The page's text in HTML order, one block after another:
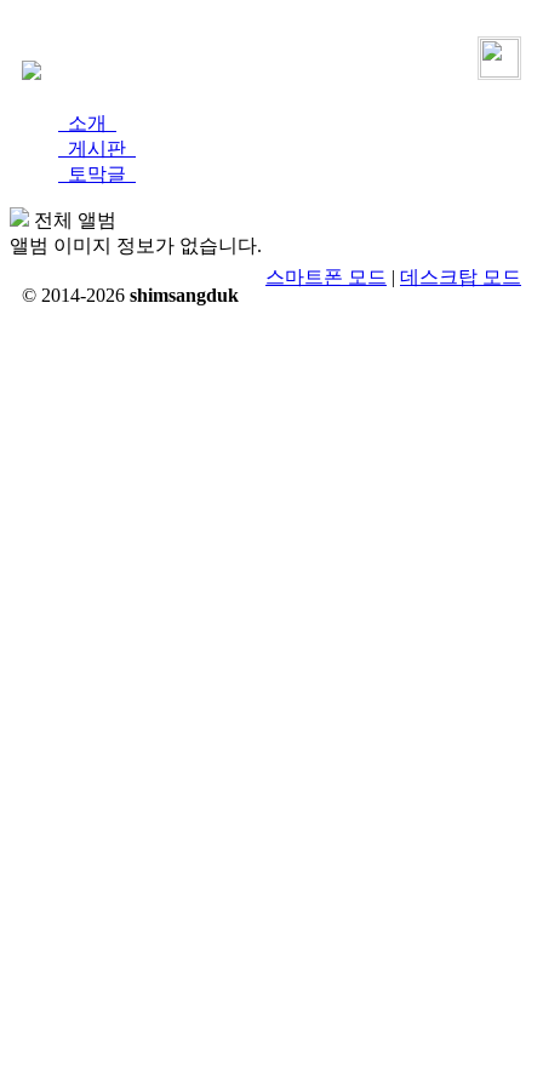
소개
게시판
토막글
전체 앨범
앨범 이미지 정보가 없습니다.
© 2014-2026 shimsangduk
스마트폰 모드 | 데스크탑 모드